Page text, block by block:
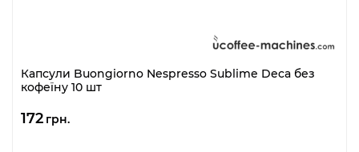
Капсули Buongiorno Nespresso Sublime Deca без
кофеїну 10 шт
172 грн.